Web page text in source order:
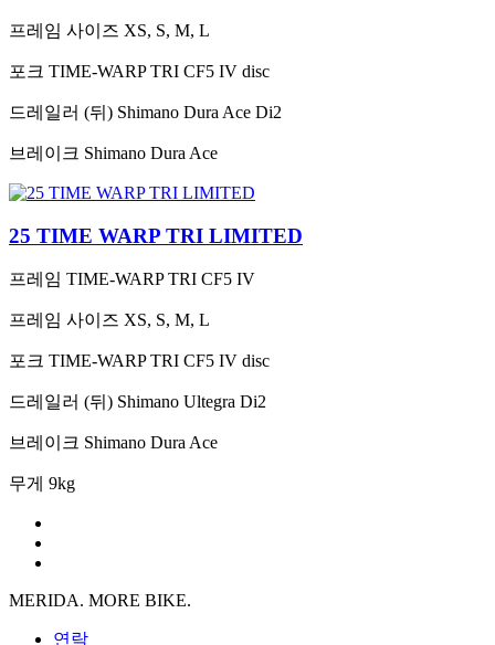
프레임 사이즈 XS, S, M, L
포크 TIME-WARP TRI CF5 IV disc
드레일러 (뒤) Shimano Dura Ace Di2
브레이크 Shimano Dura Ace
25 TIME WARP TRI LIMITED
프레임 TIME-WARP TRI CF5 IV
프레임 사이즈 XS, S, M, L
포크 TIME-WARP TRI CF5 IV disc
드레일러 (뒤) Shimano Ultegra Di2
브레이크 Shimano Dura Ace
무게 9kg
MERIDA. MORE BIKE.
연락